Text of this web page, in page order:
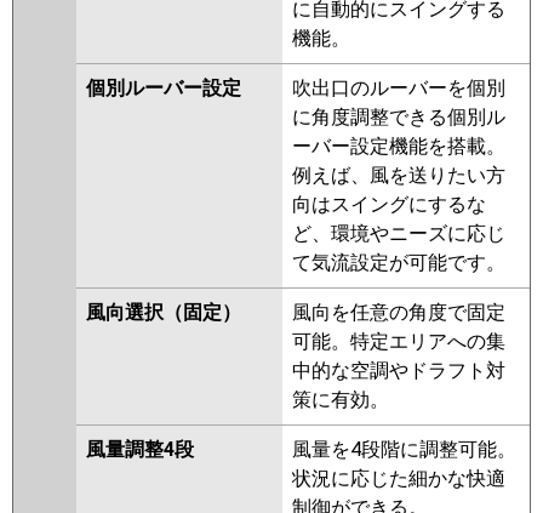
PA-P112U7GDC PA-P112U7GDNC
PA-P112U7GDNCX
ZRMP112HBF5
ZRMP112HFG5 PLZX-
DHRMP112HF4 PLZX-
DHRMP112H4 PLZX-
DHRMP112HFG4 PLZX-
DHRMP112HBF4 PLZX-
ZRMP112HF4 PLZX-
ZRMP112HLF4 PLZX-
ZRMP112HBF4 PLZX-
ZRMP112HFG4 PLZX-
DHRMP112H3 PLZX-
DHRMP112HFG3 PLZX-
DHRMP112HF3 PLZX-
ZRMP112HF3 PLZX-
ZRMP112HLF3
PLZX-
ZRMP112HFG3 PLZX-
DHRMP112HFG2 PLZX-
に自動的にスイングする
機能。
個別ルーバー設定
吹出口のルーバーを個別
に角度調整できる個別ル
ーバー設定機能を搭載。
例えば、風を送りたい方
向はスイングにするな
ど、環境やニーズに応じ
て気流設定が可能です。
風向選択（固定）
風向を任意の角度で固定
可能。特定エリアへの集
中的な空調やドラフト対
策に有効。
風量調整4段
風量を4段階に調整可能。
状況に応じた細かな快適
制御ができる。